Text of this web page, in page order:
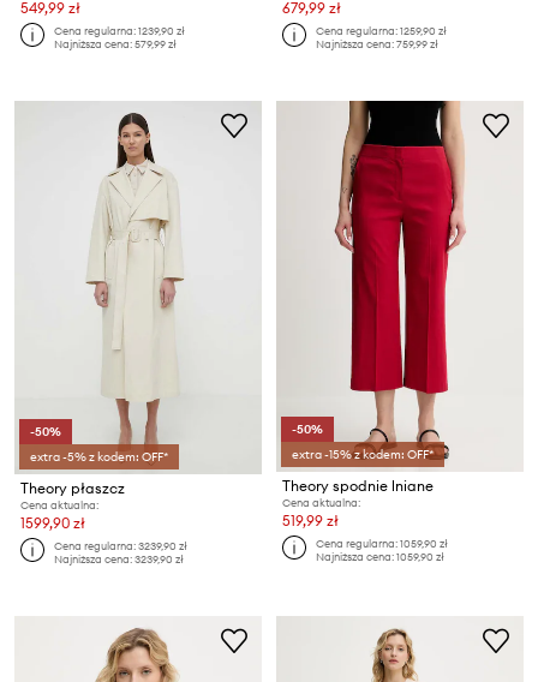
549,99 zł
Cena regularna:1239,90 zł
Najniższa cena:579,99 zł
679,99 zł
Cena regularna:1259,90 zł
Najniższa cena:759,99 zł
-50%
extra -5% z kodem: OFF*
Theory płaszcz
Cena aktualna:
1599,90 zł
Cena regularna:3239,90 zł
Najniższa cena:3239,90 zł
-50%
extra -15% z kodem: OFF*
Theory spodnie lniane
Cena aktualna:
519,99 zł
Cena regularna:1059,90 zł
Najniższa cena:1059,90 zł